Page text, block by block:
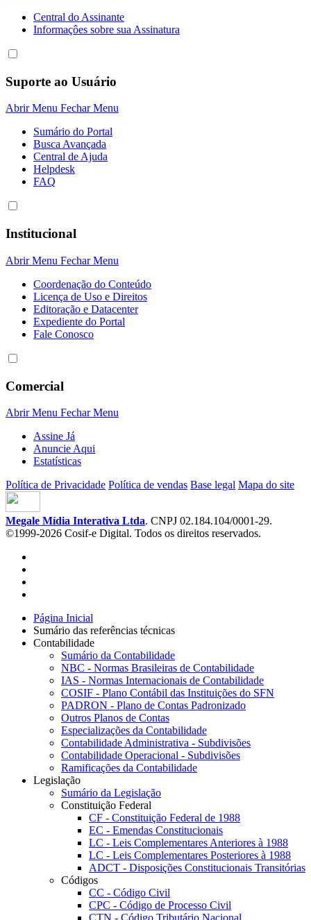
Central do Assinante
Informaçôes sobre sua Assinatura
Suporte ao Usuário
Abrir Menu Fechar Menu
Sumário do Portal
Busca Avançada
Central de Ajuda
Helpdesk
FAQ
Institucional
Abrir Menu Fechar Menu
Coordenação do Conteúdo
Licença de Uso e Direitos
Editoração e Datacenter
Expediente do Portal
Fale Conosco
Comercial
Abrir Menu Fechar Menu
Assine Já
Anuncie Aqui
Estatísticas
Política de Privacidade Política de vendas Base legal Mapa do site
Megale Mídia Interativa Ltda. CNPJ 02.184.104/0001-29.
©1999-2026 Cosif-e Digital. Todos os direitos reservados.
Página Inicial
Sumário das referências técnicas
Contabilidade
Sumário da Contabilidade
NBC - Normas Brasileiras de Contabilidade
IAS - Normas Internacionais de Contabilidade
COSIF - Plano Contábil das Instituições do SFN
PADRON - Plano de Contas Padronizado
Outros Planos de Contas
Especializações da Contabilidade
Contabilidade Administrativa - Subdivisões
Contabilidade Operacional - Subdivisões
Ramificações da Contabilidade
Legislação
Sumário da Legislação
Constituição Federal
CF - Constituição Federal de 1988
EC - Emendas Constitucionais
LC - Leis Complementares Anteriores à 1988
LC - Leis Complementares Posteriores à 1988
ADCT - Disposições Constitucionais Transitórias
Códigos
CC - Código Civil
CPC - Código de Processo Civil